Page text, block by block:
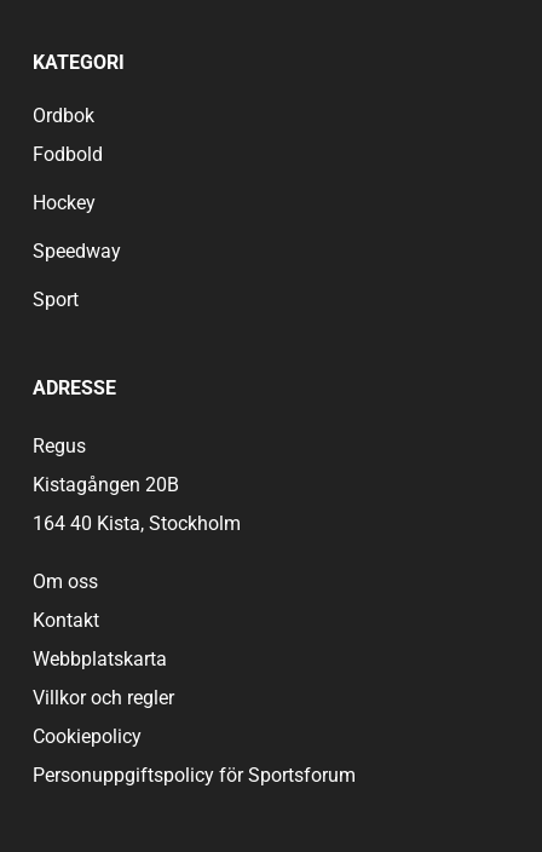
KATEGORI
Ordbok
Fodbold
Hockey
Speedway
Sport
ADRESSE
Regus
Kistagången 20B
164 40 Kista, Stockholm
Om oss
Kontakt
Webbplatskarta
Villkor och regler
Cookiepolicy
Personuppgiftspolicy för Sportsforum